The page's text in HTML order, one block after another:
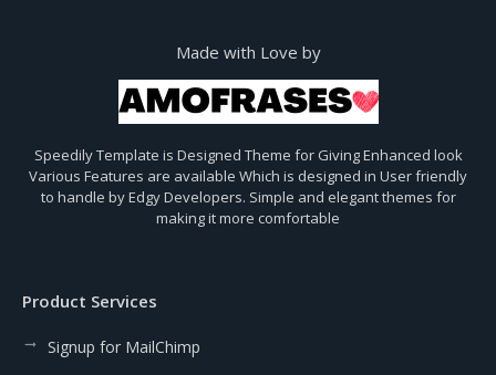
Made with Love by
Speedily Template is Designed Theme for Giving Enhanced look
Various Features are available Which is designed in User friendly
to handle by Edgy Developers. Simple and elegant themes for
making it more comfortable
Product Services
Signup for MailChimp